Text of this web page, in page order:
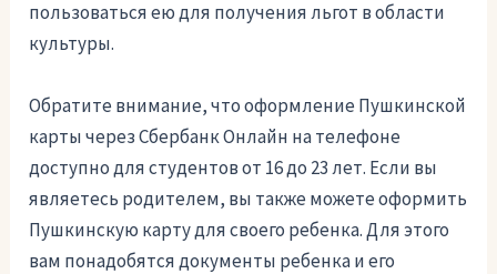
пользоваться ею для получения льгот в области
культуры.
Обратите внимание, что оформление Пушкинской
карты через Сбербанк Онлайн на телефоне
доступно для студентов от 16 до 23 лет. Если вы
являетесь родителем, вы также можете оформить
Пушкинскую карту для своего ребенка. Для этого
вам понадобятся документы ребенка и его